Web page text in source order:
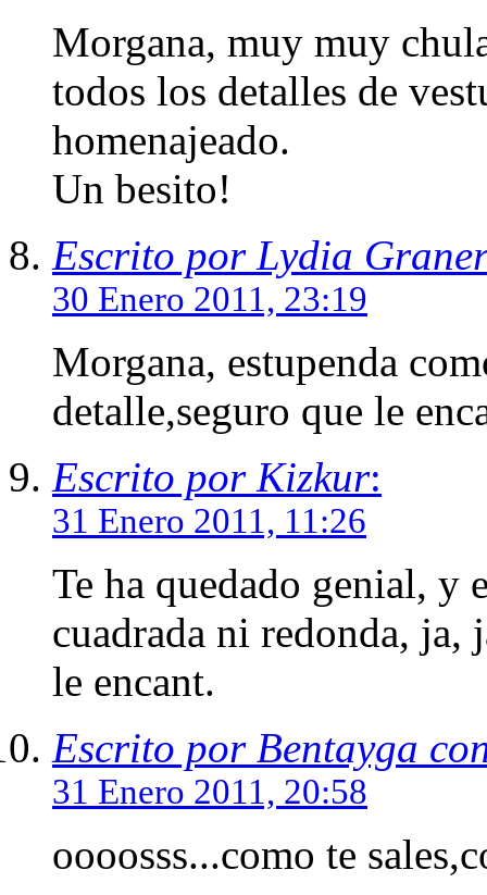
Morgana, muy muy
todos los detalles de
homenajeado.
Un besito!
Escrito por Lydia
30 Enero 2011, 23:19
Morgana, estupenda
detalle,seguro que le
Escrito por Kizkur:
31 Enero 2011, 11:26
Te ha quedado genial, y
cuadrada ni redonda, ja,
le encant.
Escrito por Bentayga
31 Enero 2011, 20:58
oooosss...como te